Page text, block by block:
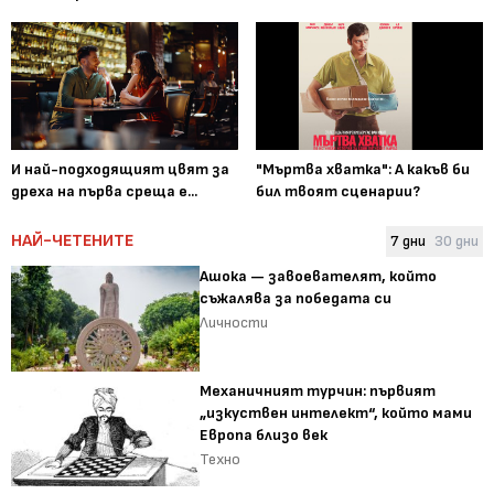
И най-подходящият цвят за
дреха на първа среща е...
"Мъртва хватка": А какъв би
бил твоят сценарии?
НАЙ-ЧЕТЕНИТЕ 7 дни 30 дни
Ашока — завоевателят, който
съжалява за победата си
Личности
Механичният турчин: първият
„изкуствен интелект“, който мами
Европа близо век
Техно